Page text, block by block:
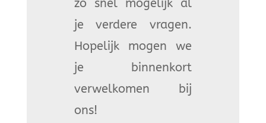
zo snel mogelijk al
je verdere vragen.
Hopelijk mogen we
je binnenkort
verwelkomen bij
ons!